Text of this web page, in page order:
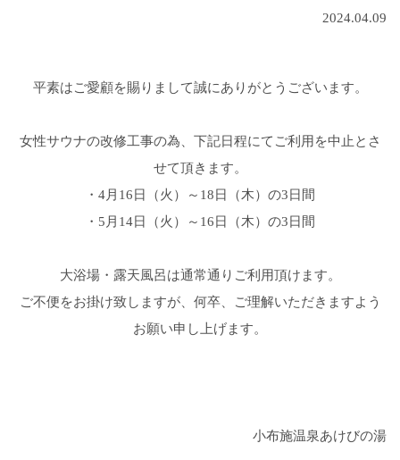
2024.04.09
平素はご愛顧を賜りまして誠にありがとうございます。
女性サウナの改修工事の為、下記日程にてご利用を中止とさ
せて頂きます。
・4月16日（火）～18日（木）の3日間
・5月14日（火）～16日（木）の3日間
大浴場・露天風呂は通常通りご利用頂けます。
ご不便をお掛け致しますが、何卒、ご理解いただきますよう
お願い申し上げます。
小布施温泉あけびの湯